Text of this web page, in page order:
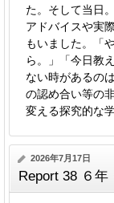
た。そして当日
アドバイスや実
もいました。「
ら。」「今日教
ない時があるの
の認め合い等の
変える探究的な
2026年7月17日
Report 38 ６